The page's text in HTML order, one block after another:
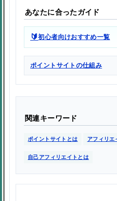
あなたに合ったガイド
🔰初心者向けおすすめ一覧
ポイントサイトの仕組み
関連キーワード
ポイントサイトとは アフィリエ
自己アフィリエイトとは